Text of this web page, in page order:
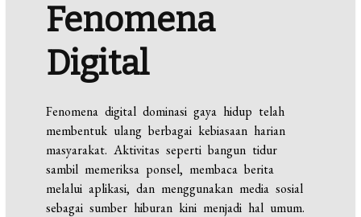
Fenomena
Digital
Fenomena digital dominasi gaya hidup telah
membentuk ulang berbagai kebiasaan harian
masyarakat. Aktivitas seperti bangun tidur
sambil memeriksa ponsel, membaca berita
melalui aplikasi, dan menggunakan media sosial
sebagai sumber hiburan kini menjadi hal umum.